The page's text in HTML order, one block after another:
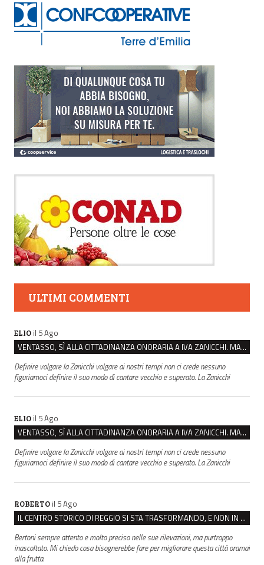
ULTIMI COMMENTI
ELIO il 5 Ago
VENTASSO, SÌ ALLA CITTADINANZA ONORARIA A IVA ZANICCHI. MA BARGIACCHI: “È DI PESSIMO GUSTO”
Definire volgare la Zanicchi volgare ai nostri tempi non ci crede nessuno
figuriamoci definire il suo modo di cantare vecchio e superato. La Zanicchi
ELIO il 5 Ago
VENTASSO, SÌ ALLA CITTADINANZA ONORARIA A IVA ZANICCHI. MA BARGIACCHI: “È DI PESSIMO GUSTO”
Definire volgare la Zanicchi volgare ai nostri tempi non ci crede nessuno
figuriamoci definire il suo modo di cantare vecchio e superato. La Zanicchi
ROBERTO il 5 Ago
IL CENTRO STORICO DI REGGIO SI STA TRASFORMANDO, E NON IN MEGLIO
Bertoni sempre attento e molto preciso nelle sue rilevazioni, ma purtroppo
inascoltato. Mi chiedo cosa bisognerebbe fare per migliorare questa città oramai
alla frutta.